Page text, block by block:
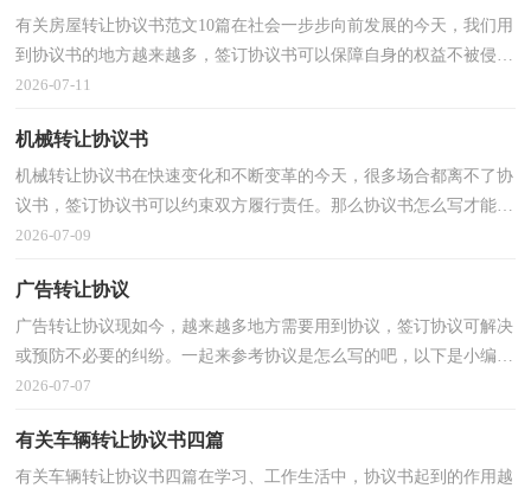
有关房屋转让协议书范文10篇在社会一步步向前发展的今天，我们用
到协议书的地方越来越多，签订协议书可以保障自身的权益不被侵
害。那么协议书怎么写才能发挥它最大的作用呢？以下...
2026-07-11
机械转让协议书
机械转让协议书在快速变化和不断变革的今天，很多场合都离不了协
议书，签订协议书可以约束双方履行责任。那么协议书怎么写才能发
挥它最大的作用呢？下面是小编整理的机械转让协议...
2026-07-09
广告转让协议
广告转让协议现如今，越来越多地方需要用到协议，签订协议可解决
或预防不必要的纠纷。一起来参考协议是怎么写的吧，以下是小编为
大家收集的广告转让协议，欢迎大家分享。广告转让协...
2026-07-07
有关车辆转让协议书四篇
有关车辆转让协议书四篇在学习、工作生活中，协议书起到的作用越